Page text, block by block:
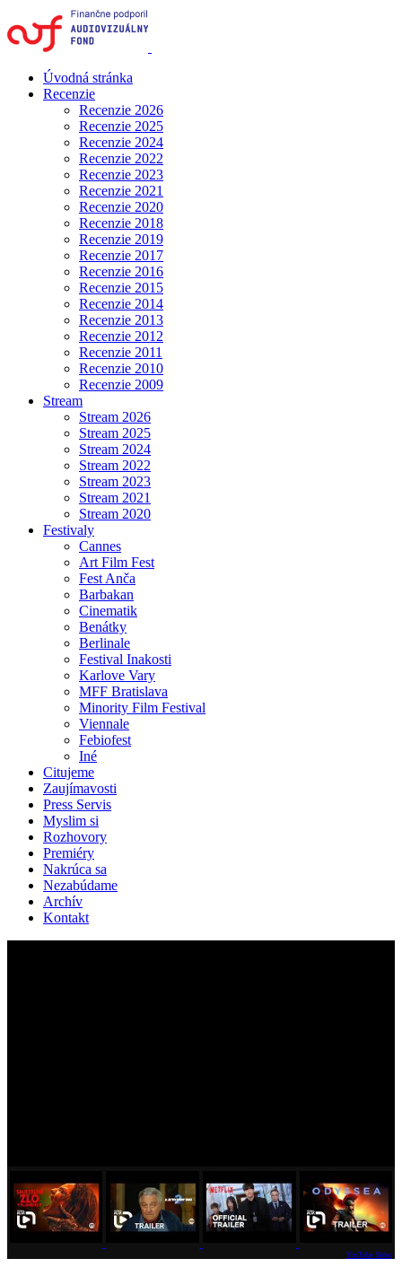
Úvodná stránka
Recenzie
Recenzie 2026
Recenzie 2025
Recenzie 2024
Recenzie 2022
Recenzie 2023
Recenzie 2021
Recenzie 2020
Recenzie 2018
Recenzie 2019
Recenzie 2017
Recenzie 2016
Recenzie 2015
Recenzie 2014
Recenzie 2013
Recenzie 2012
Recenzie 2011
Recenzie 2010
Recenzie 2009
Stream
Stream 2026
Stream 2025
Stream 2024
Stream 2022
Stream 2023
Stream 2021
Stream 2020
Festivaly
Cannes
Art Film Fest
Fest Anča
Barbakan
Cinematik
Benátky
Berlinale
Festival Inakosti
Karlove Vary
MFF Bratislava
Minority Film Festival
Viennale
Febiofest
Iné
Citujeme
Zaujímavosti
Press Servis
Myslim si
Rozhovory
Premiéry
Nakrúca sa
Nezabúdame
Archív
Kontakt
YouTube Slider